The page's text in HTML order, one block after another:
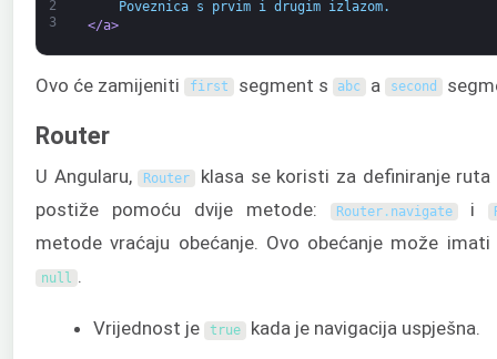
2
3
Poveznica s prvim i drugim izlazom.
</a>
Ovo će zamijeniti first segment s abc a second
Router
U Angularu, Router klasa se koristi za definiranje ruta
postiže pomoću dvije metode:
Router. navigate i
metode vraćaju obećanje. Ovo obećanje može
null .
Vrijednost je true kada je navigacija uspješna.